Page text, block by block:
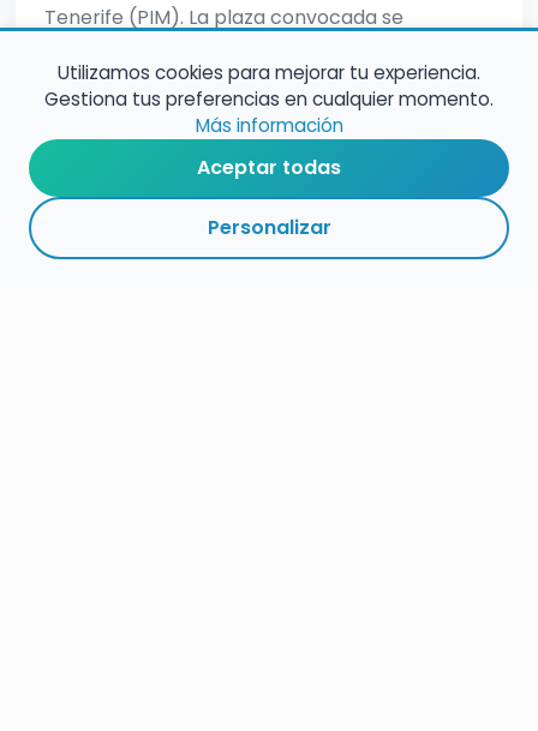
Tenerife (PIM). La plaza convocada se
RESUMEN PLAZOS ESPECIALIDAD ENLACES SEGUIR
Utilizamos cookies para mejorar tu experiencia.
Gestiona tus preferencias en cualquier momento.
Más información
Aceptar todas
Personalizar